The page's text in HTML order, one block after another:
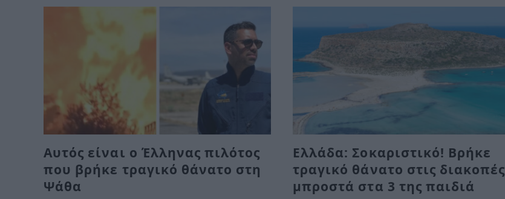
Αυτός είναι ο Έλληνας πιλότος
που βρήκε τραγικό θάνατο στη
Ψάθα
Ελλάδα: Σοκαριστικό! Βρήκε
τραγικό θάνατο στις διακοπές
μπροστά στα 3 της παιδιά